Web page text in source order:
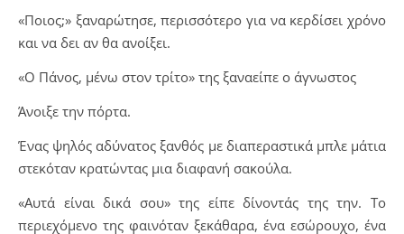
«Ποιος;» ξαναρώτησε, περισσότερο για να κερδίσει χρόνο
και να δει αν θα ανοίξει.
«Ο Πάνος, μένω στον τρίτο» της ξαναείπε ο άγνωστος
Άνοιξε την πόρτα.
Ένας ψηλός αδύνατος ξανθός με διαπεραστικά μπλε μάτια
στεκόταν κρατώντας μια διαφανή σακούλα.
«Αυτά είναι δικά σου» της είπε δίνοντάς της την. Το
περιεχόμενο της φαινόταν ξεκάθαρα, ένα εσώρουχο, ένα